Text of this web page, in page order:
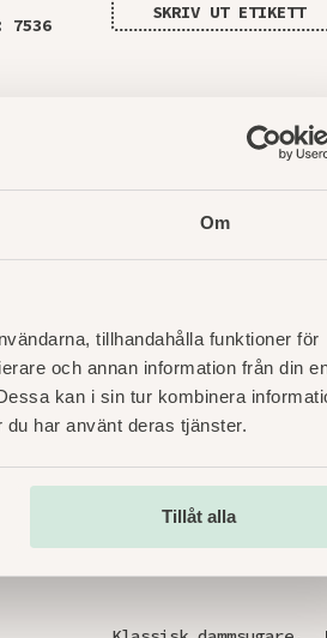
Om
tillhandahålla funktioner för
och annan information från din
kan i sin tur kombinera
har använt deras tjänster.
Tillåt alla
SKRIV UT ETIKETT